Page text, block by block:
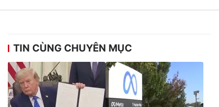
TIN CÙNG CHUYÊN MỤC